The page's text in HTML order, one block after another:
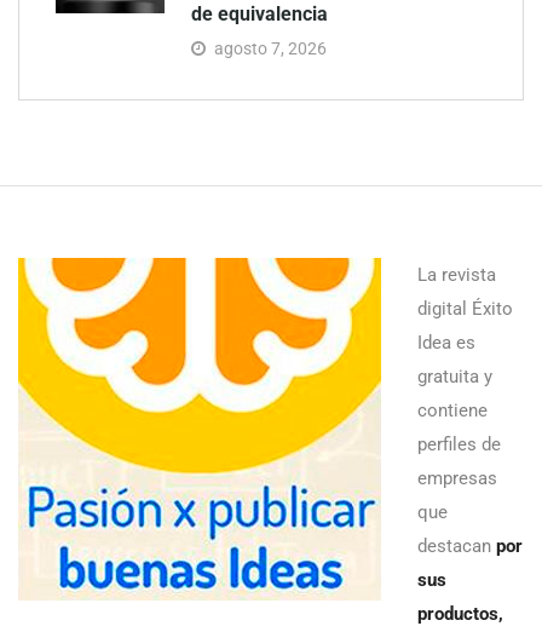
de equivalencia
agosto 7, 2026
La revista
digital Éxito
Idea es
gratuita y
contiene
perfiles de
empresas
que
destacan por
sus
productos,